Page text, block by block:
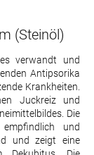
(Steinöl)
verwandt und
Antipsorika
Krankheiten.
Juckreiz und
Die
und
und zeigt eine